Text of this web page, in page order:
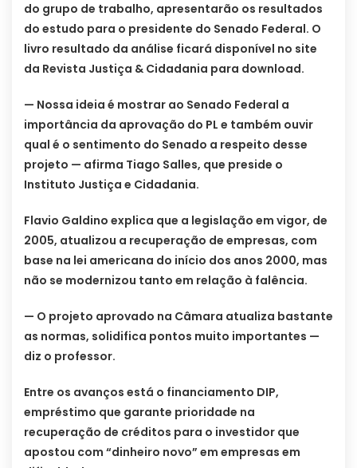
do grupo de trabalho, apresentarão os resultados
do estudo para o presidente do Senado Federal. O
livro resultado da análise ficará disponível no site
da Revista Justiça & Cidadania para download.
— Nossa ideia é mostrar ao Senado Federal a
importância da aprovação do PL e também ouvir
qual é o sentimento do Senado a respeito desse
projeto — afirma Tiago Salles, que preside o
Instituto Justiça e Cidadania.
Flavio Galdino explica que a legislação em vigor, de
2005, atualizou a recuperação de empresas, com
base na lei americana do início dos anos 2000, mas
não se modernizou tanto em relação à falência.
— O projeto aprovado na Câmara atualiza bastante
as normas, solidifica pontos muito importantes —
diz o professor.
Entre os avanços está o financiamento DIP,
empréstimo que garante prioridade na
recuperação de créditos para o investidor que
apostou com “dinheiro novo” em empresas em